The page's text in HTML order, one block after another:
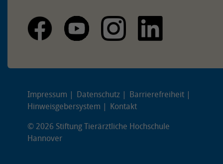
Impressum Datenschutz
Barrierefreiheit
Hinweisgebersystem
Kontakt
© 2026 Stiftung Tierärztliche Hochschule
Hannover